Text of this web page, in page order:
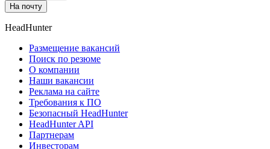
На почту
HeadHunter
Размещение вакансий
Поиск по резюме
О компании
Наши вакансии
Реклама на сайте
Требования к ПО
Безопасный HeadHunter
HeadHunter API
Партнерам
Инвесторам